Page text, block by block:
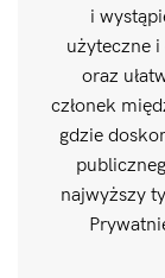
i
użyteczne
oraz
członek
gdzie
najwyższy